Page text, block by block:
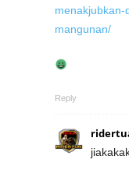
mangunan/
Reply